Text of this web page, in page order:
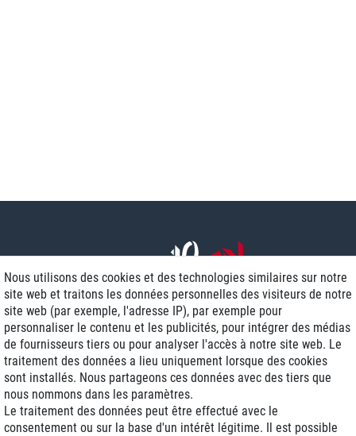
Livraison J+1
Frais d'expédition réduits
Reconditionnée avec garantie
Nous utilisons des cookies et des technologies similaires sur notre
site web et traitons les données personnelles des visiteurs de notre
site web (par exemple, l'adresse IP), par exemple pour
personnaliser le contenu et les publicités, pour intégrer des médias
de fournisseurs tiers ou pour analyser l'accès à notre site web. Le
traitement des données a lieu uniquement lorsque des cookies
sont installés. Nous partageons ces données avec des tiers que
nous nommons dans les paramètres.
Le traitement des données peut être effectué avec le
consentement ou sur la base d'un intérêt légitime. Il est possible